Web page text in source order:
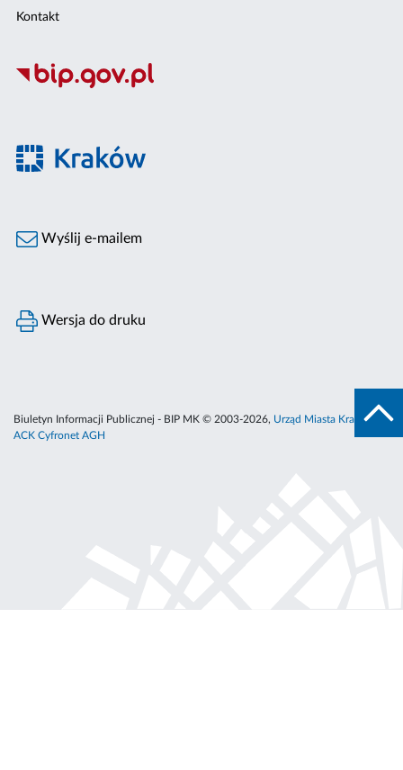
Kontakt
Wyślij e-mailem
Wersja do druku
Biuletyn Informacji Publicznej - BIP MK © 2003-2026, Urząd Miasta Krakowa
ACK Cyfronet AGH